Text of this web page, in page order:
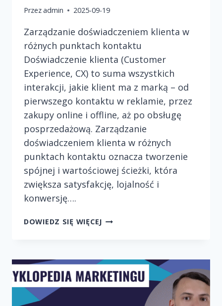
Przezadmin 2025-09-19
Zarządzanie doświadczeniem klienta w
różnych punktach kontaktu
Doświadczenie klienta (Customer
Experience, CX) to suma wszystkich
interakcji, jakie klient ma z marką – od
pierwszego kontaktu w reklamie, przez
zakupy online i offline, aż po obsługę
posprzedażową. Zarządzanie
doświadczeniem klienta w różnych
punktach kontaktu oznacza tworzenie
spójnej i wartościowej ścieżki, która
zwiększa satysfakcję, lojalność i
konwersję….
DOWIEDZ SIĘ WIĘCEJZARZĄDZANIE
RÓŻNYCH
PUNKTACH
KONTAKTU